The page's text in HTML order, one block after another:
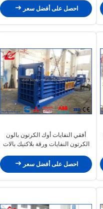
احصل على أفضل سعر
أفقي النفايات أوك الكرتون بالون
الكرتون النفايات ورقة بلاكتيك بالات
احصل على أفضل سعر